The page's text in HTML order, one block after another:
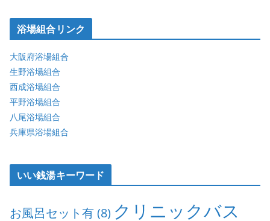
浴場組合リンク
大阪府浴場組合
生野浴場組合
西成浴場組合
平野浴場組合
八尾浴場組合
兵庫県浴場組合
いい銭湯キーワード
お風呂セット有(8) クリニックバス